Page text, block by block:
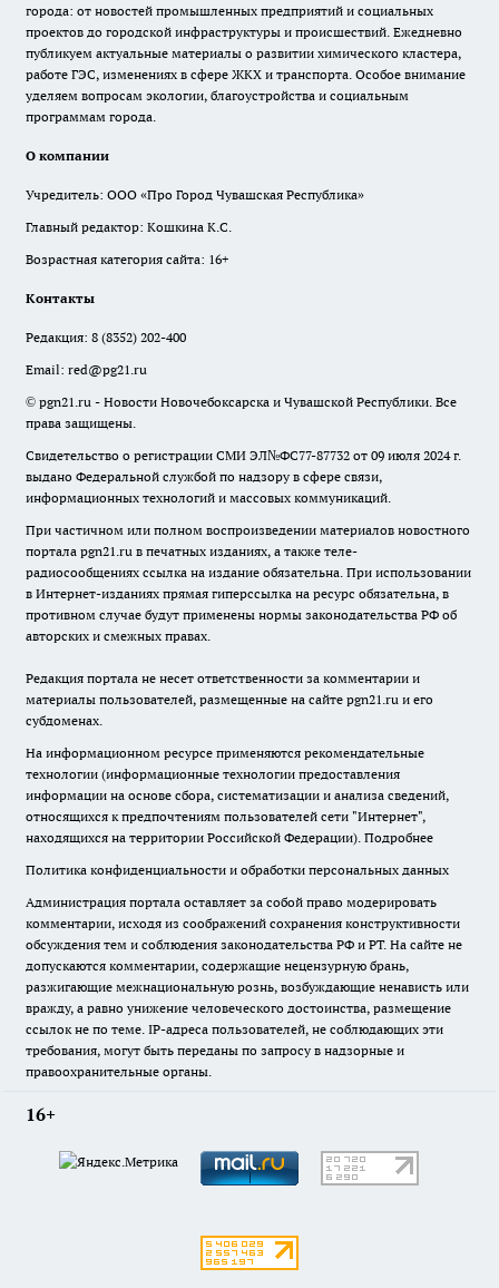
города: от новостей промышленных предприятий и социальных
проектов до городской инфраструктуры и происшествий. Ежедневно
публикуем актуальные материалы о развитии химического кластера,
работе ГЭС, изменениях в сфере ЖКХ и транспорта. Особое внимание
уделяем вопросам экологии, благоустройства и социальным
программам города.
О компании
Учредитель: ООО «Про Город Чувашская Республика»
Главный редактор: Кошкина К.С.
Возрастная категория сайта: 16+
Контакты
Редакция: 8 (8352) 202-400
Email: red@pg21.ru
© pgn21.ru - Новости Новочебоксарска и Чувашской Республики. Все
права защищены.
Свидетельство о регистрации СМИ ЭЛ№ФС77-87732 от 09 июля 2024 г.
выдано Федеральной службой по надзору в сфере связи,
информационных технологий и массовых коммуникаций.
При частичном или полном воспроизведении материалов новостного
портала pgn21.ru в печатных изданиях, а также теле-
радиосообщениях ссылка на издание обязательна. При использовании
в Интернет-изданиях прямая гиперссылка на ресурс обязательна, в
противном случае будут применены нормы законодательства РФ об
авторских и смежных правах.
Редакция портала не несет ответственности за комментарии и
материалы пользователей, размещенные на сайте pgn21.ru и его
субдоменах.
На информационном ресурсе применяются рекомендательные
технологии (информационные технологии предоставления
информации на основе сбора, систематизации и анализа сведений,
относящихся к предпочтениям пользователей сети "Интернет",
находящихся на территории Российской Федерации). Подробнее
Политика конфиденциальности и обработки персональных данных
Администрация портала оставляет за собой право модерировать
комментарии, исходя из соображений сохранения конструктивности
обсуждения тем и соблюдения законодательства РФ и РТ. На сайте не
допускаются комментарии, содержащие нецензурную брань,
разжигающие межнациональную рознь, возбуждающие ненависть или
вражду, а равно унижение человеческого достоинства, размещение
ссылок не по теме. IP-адреса пользователей, не соблюдающих эти
требования, могут быть переданы по запросу в надзорные и
правоохранительные органы.
16+